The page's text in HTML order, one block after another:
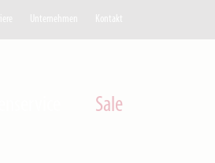
Unternehmen Kontakt
Sale